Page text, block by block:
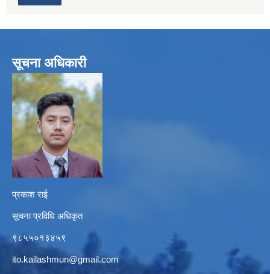
सूचना अधिकारी
प्रकाश राई
सूचना प्रविधि अधिकृत
९८५५०१३४५९
ito.kailashmun@gmail.com